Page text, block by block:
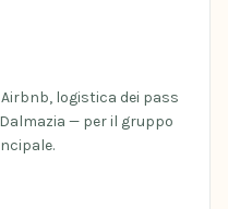
logistica dei pass
— per il gruppo